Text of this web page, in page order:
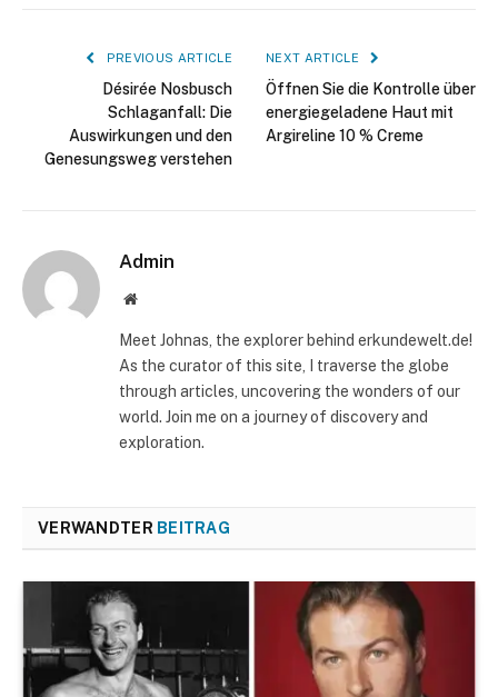
PREVIOUS ARTICLE
Désirée Nosbusch
Schlaganfall: Die
Auswirkungen und den
Genesungsweg verstehen
NEXT ARTICLE
Öffnen Sie die Kontrolle über
energiegeladene Haut mit
Argireline 10 % Creme
Admin
Website
Meet Johnas, the explorer behind erkundewelt.de!
As the curator of this site, I traverse the globe
through articles, uncovering the wonders of our
world. Join me on a journey of discovery and
exploration.
VERWANDTER BEITRAG